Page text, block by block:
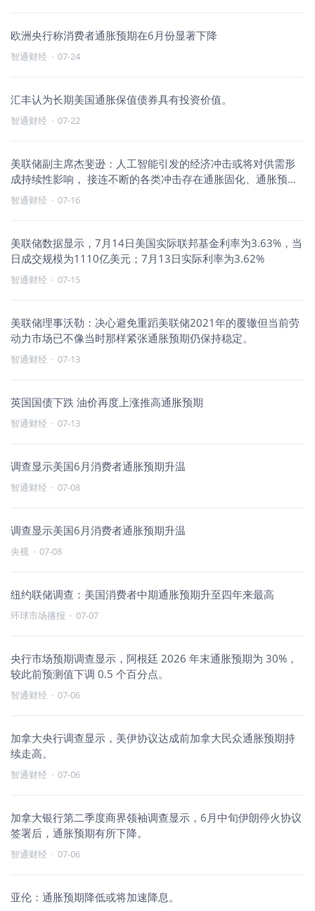
欧洲央行称消费者通胀预期在6月份显著下降
智通财经 · 07-24
汇丰认为长期美国通胀保值债券具有投资价值。
智通财经 · 07-22
美联储副主席杰斐逊：人工智能引发的经济冲击或将对供需形
成持续性影响， 接连不断的各类冲击存在通胀固化、通胀预期
脱锚的风险
智通财经 · 07-16
美联储数据显示，7月14日美国实际联邦基金利率为3.63%，当
日成交规模为1110亿美元；7月13日实际利率为3.62%
智通财经 · 07-15
美联储理事沃勒：决心避免重蹈美联储2021年的覆辙但当前劳
动力市场已不像当时那样紧张通胀预期仍保持稳定。
智通财经 · 07-13
英国国债下跌 油价再度上涨推高通胀预期
智通财经 · 07-13
调查显示美国6月消费者通胀预期升温
智通财经 · 07-08
调查显示美国6月消费者通胀预期升温
央视 · 07-08
纽约联储调查：美国消费者中期通胀预期升至四年来最高
环球市场播报 · 07-07
央行市场预期调查显示，阿根廷 2026 年末通胀预期为 30%，
较此前预测值下调 0.5 个百分点。
智通财经 · 07-06
加拿大央行调查显示，美伊协议达成前加拿大民众通胀预期持
续走高。
智通财经 · 07-06
加拿大银行第二季度商界领袖调查显示，6月中旬伊朗停火协议
签署后，通胀预期有所下降。
智通财经 · 07-06
亚伦：通胀预期降低或将加速降息。